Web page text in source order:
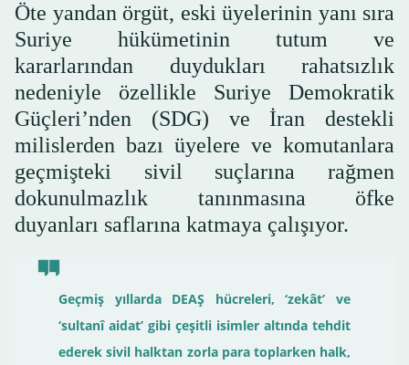
Öte yandan örgüt, eski üyelerinin yanı sıra
Suriye hükümetinin tutum ve
kararlarından duydukları rahatsızlık
nedeniyle özellikle Suriye Demokratik
Güçleri’nden (SDG) ve İran destekli
milislerden bazı üyelere ve komutanlara
geçmişteki sivil suçlarına rağmen
dokunulmazlık tanınmasına öfke
duyanları saflarına katmaya çalışıyor.
Geçmiş yıllarda DEAŞ hücreleri, ‘zekât’ ve
‘sultanî aidat’ gibi çeşitli isimler altında tehdit
ederek sivil halktan zorla para toplarken halk,